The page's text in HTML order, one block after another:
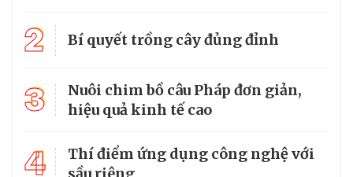
2 Bí quyết trồng cây đủng đỉnh
3
Nuôi chim bồ câu Pháp đơn giản,
hiệu quả kinh tế cao
4
Thí điểm ứng dụng công nghệ với
sầu riêng